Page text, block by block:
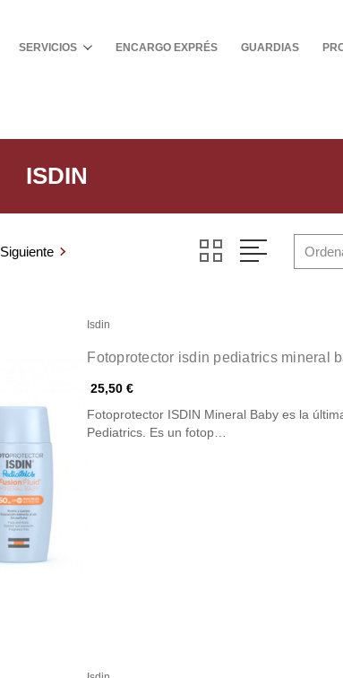
SERVICIOS ENCARGO EXPRÉS GUARDIAS
ISDIN
Siguiente
Isdin
Fotoprotector isdin pediatrics mineral
25,50 €
Fotoprotector ISDIN Mineral Baby es la
Pediatrics. Es un fotop…